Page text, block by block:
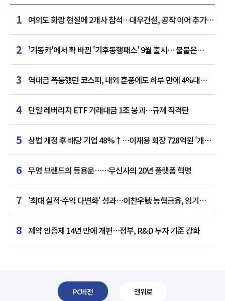
1 여의도 화랑 현설에 2개사 참석…대우건설, 공작 이어 추가
거점 확보하나
2 '기동카'에서 확 바뀐 '기후동행패스' 9월 출시… 불붙은
카드사 경쟁
3
역대급 폭등했던 코스피, 대외 훈풍에도 하루 만에 4%대
급락
4 단일 레버리지 ETF 거래대금 1조 붕괴…규제 직격탄
5 상법 개정 후 배당 기업 48%↑…이재용 회장 728억원 '개인
최다'
6 무명 브랜드의 등용문……무신사의 20년 플랫폼 혁명
7 '최대 실적·수익 다변화' 성과…이찬우號 농협금융, 임기
말년 성장 박차
8 제약 인증제 14년 만에 개편…정부, R&D 투자 기준 강화
PC버전 맨위로